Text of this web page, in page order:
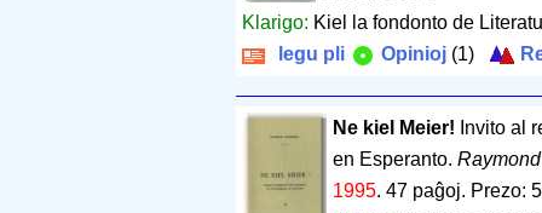
Klarigo: Kiel la fondonto de
legu pli
Opinioj (1)
Ne kiel Meier! Invito al
en Esperanto.
1995. 47 paĝoj. Prezo: